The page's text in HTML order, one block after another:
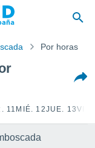
Por horas
11 MIÉ. 12JUE. 13VIE.